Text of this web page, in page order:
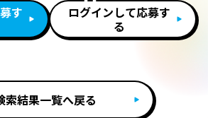
す
ログインして応募す
る
索結果一覧へ戻る